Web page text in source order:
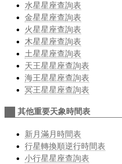
水星星座查詢表
金星星座查詢表
火星星座查詢表
木星星座查詢表
土星星座查詢表
天王星星座查詢表
海王星星座查詢表
冥王星星座查詢表
其他重要天象時間表
新月滿月時間表
行星轉換順逆行時間表
小行星星座查詢表